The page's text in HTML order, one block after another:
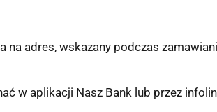
adres, wskazany podczas
w aplikacji Nasz Bank lub przez